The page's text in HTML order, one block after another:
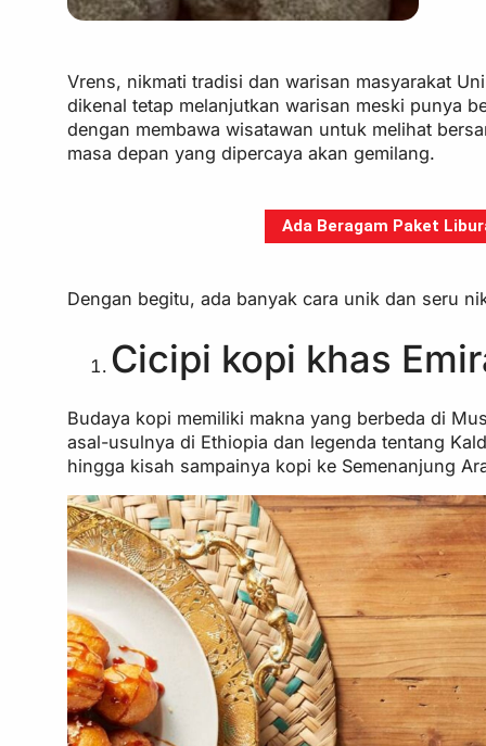
Vrens, nikmati tradisi dan warisan masyarakat
dikenal tetap melanjutkan warisan meski punya
dengan membawa wisatawan untuk melihat
masa depan yang dipercaya akan gemilang.
Ada Beragam Paket
Dengan begitu, ada banyak cara unik dan seru
Cicipi kopi khas
Budaya kopi memiliki makna yang berbeda di
asal-usulnya di Ethiopia dan legenda tentang
hingga kisah sampainya kopi ke Semenanjung